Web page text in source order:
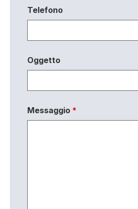
Telefono
Oggetto
Messaggio *